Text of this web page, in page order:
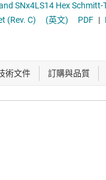
SNx4LS14 Hex Schmitt-Trigger
(Rev. C)
(英文) PDF |